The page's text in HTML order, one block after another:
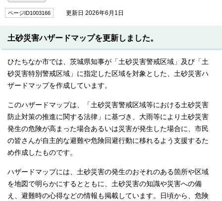
ページID1003166 更新日 2026年6月1日
土砂災害ハザードマップを更新しました。
ひたちなか市では、茨城県知事が「土砂災害警戒区域」及び「土
砂災害特別警戒区域」に指定した区域を対象とした、土砂災害ハ
ザードマップを作成しています。
このハザードマップは、「土砂災害警戒区域等における土砂災害
防止対策の推進に関する法律」に基づき、大雨等により土砂災害
発生の危険が高まった場合あるいは災害が発生した場合に、市民
の皆さんが自主的な避難や危険回避行動に移れるよう支援するた
め作成したものです。
ハザードマップには、土砂災害の発生のおそれのある箇所や区域
を地図で明らかにするとともに、土砂災害の知識や災害への備
え、避難時の心得などの情報も掲載しています。日頃から、危険